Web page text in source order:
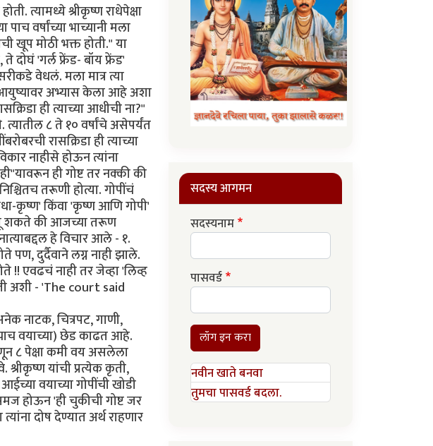
त्यामध्ये श्रीकृष्ण राधेपेक्षा
वर्षांच्या भाच्यानी मला
खूप मोठी भक्त होती." या
दोघं 'गर्ल फ्रेंड- बॉय फ्रेंड'
वेधलं. मला मात्र त्या
आयुष्यावर अभ्यास केला आहे अशा
ही त्याच्या आधीची ना?"
८ ते १० वर्षांचे असेपर्यंत
रासक्रिडा ही त्याच्या
नाहीसे होऊन त्यांना
ही गोष्ट तर नक्की की
तरूणी होत्या. गोपींचं
कृष्ण' किंवा 'कृष्ण आणि गोपी'
शकते की आजच्या तरूण
हे विचार आले - १.
पण, दुर्दैवाने लग्न नाही झाले.
!! एवढचं नाही तर जेव्हा 'लिव्ह
अशी - 'The court said
नाटक, चित्रपट, गाणी,
वयाच्या) छेड काढत आहे.
८ पेक्षा कमी वय असलेला
श्रीकृष्ण यांची प्रत्येक कृती,
वयाच्या गोपींची खोडी
होऊन 'ही चुकीची गोष्ट जर
दोष देण्यात अर्थ राहणार
सदस्य आगमन
सदस्यनाम
पासवर्ड
लॉग इन करा
नवीन खाते बनवा
तुमचा पासवर्ड बदला.